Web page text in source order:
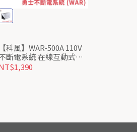
【科風】WAR-500A 110V
斷電系統 在線互動式